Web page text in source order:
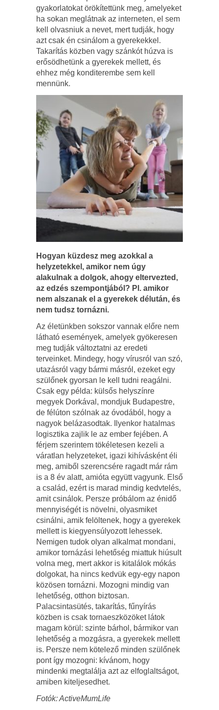
gyakorlatokat örökítettünk meg, amelyeket
ha sokan meglátnak az interneten, el sem
kell olvasniuk a nevet, mert tudják, hogy
azt csak én csinálom a gyerekekkel.
Takarítás közben vagy szánkót húzva is
erősödhetünk a gyerekek mellett, és
ehhez még konditerembe sem kell
mennünk.
Hogyan küzdesz meg azokkal a
helyzetekkel, amikor nem úgy
alakulnak a dolgok, ahogy eltervezted,
az edzés szempontjából? Pl. amikor
nem alszanak el a gyerekek délután, és
nem tudsz tornázni.
Az életünkben sokszor vannak előre nem
látható események, amelyek gyökeresen
meg tudják változtatni az eredeti
terveinket. Mindegy, hogy vírusról van szó,
utazásról vagy bármi másról, ezeket egy
szülőnek gyorsan le kell tudni reagálni.
Csak egy példa: külsős helyszínre
megyek Dorkával, mondjuk Budapestre,
de félúton szólnak az óvodából, hogy a
nagyok belázasodtak. Ilyenkor hatalmas
logisztika zajlik le az ember fejében. A
férjem szerintem tökéletesen kezeli a
váratlan helyzeteket, igazi kihívásként éli
meg, amiből szerencsére ragadt már rám
is a 8 év alatt, amióta együtt vagyunk. Első
a család, ezért is marad mindig kedvtelés,
amit csinálok. Persze próbálom az énidő
mennyiségét is növelni, olyasmiket
csinálni, amik felöltenek, hogy a gyerekek
mellett is kiegyensúlyozott lehessek.
Nemigen tudok olyan alkalmat mondani,
amikor tornázási lehetőség miattuk hiúsult
volna meg, mert akkor is kitalálok mókás
dolgokat, ha nincs kedvük egy-egy napon
közösen tornázni. Mozogni mindig van
lehetőség, otthon biztosan.
Palacsintasütés, takarítás, fűnyírás
közben is csak tornaeszközöket látok
magam körül: szinte bárhol, bármikor van
lehetőség a mozgásra, a gyerekek mellett
is. Persze nem kötelező minden szülőnek
pont így mozogni: kívánom, hogy
mindenki megtalálja azt az elfoglaltságot,
amiben kiteljesedhet.
Fotók: ActiveMumLife